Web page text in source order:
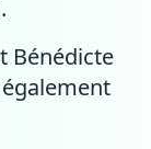
Bénédicte